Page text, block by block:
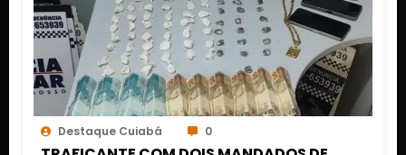
Destaque Cuiabá 0